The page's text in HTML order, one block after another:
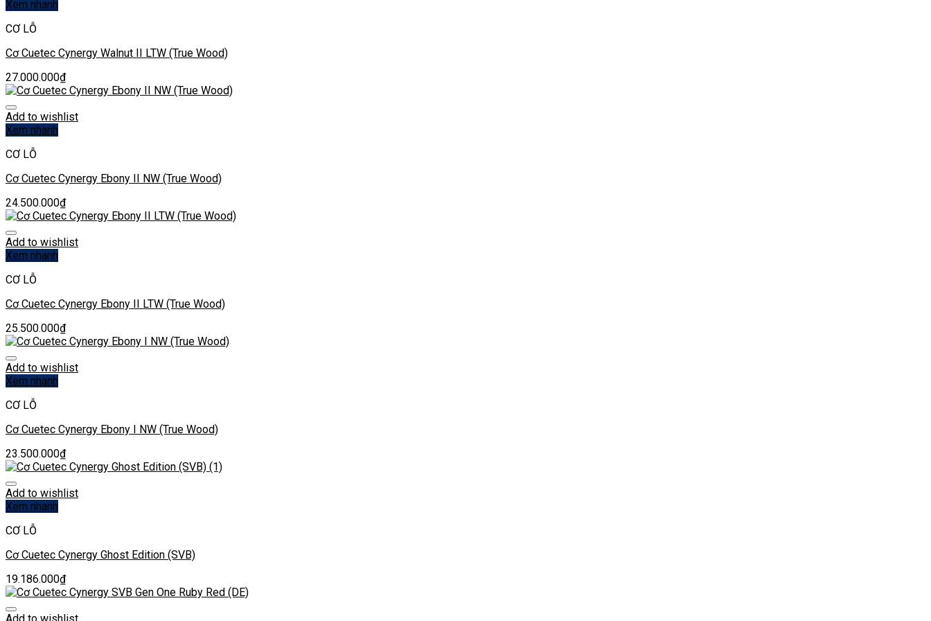
Xem nhanh
CƠ LỖ
Cơ Cuetec Cynergy Walnut II LTW (True Wood)
27.000.000₫
Add to wishlist
Xem nhanh
CƠ LỖ
Cơ Cuetec Cynergy Ebony II NW (True Wood)
24.500.000₫
Add to wishlist
Xem nhanh
CƠ LỖ
Cơ Cuetec Cynergy Ebony II LTW (True Wood)
25.500.000₫
Add to wishlist
Xem nhanh
CƠ LỖ
Cơ Cuetec Cynergy Ebony I NW (True Wood)
23.500.000₫
Add to wishlist
Xem nhanh
CƠ LỖ
Cơ Cuetec Cynergy Ghost Edition (SVB)
19.186.000₫